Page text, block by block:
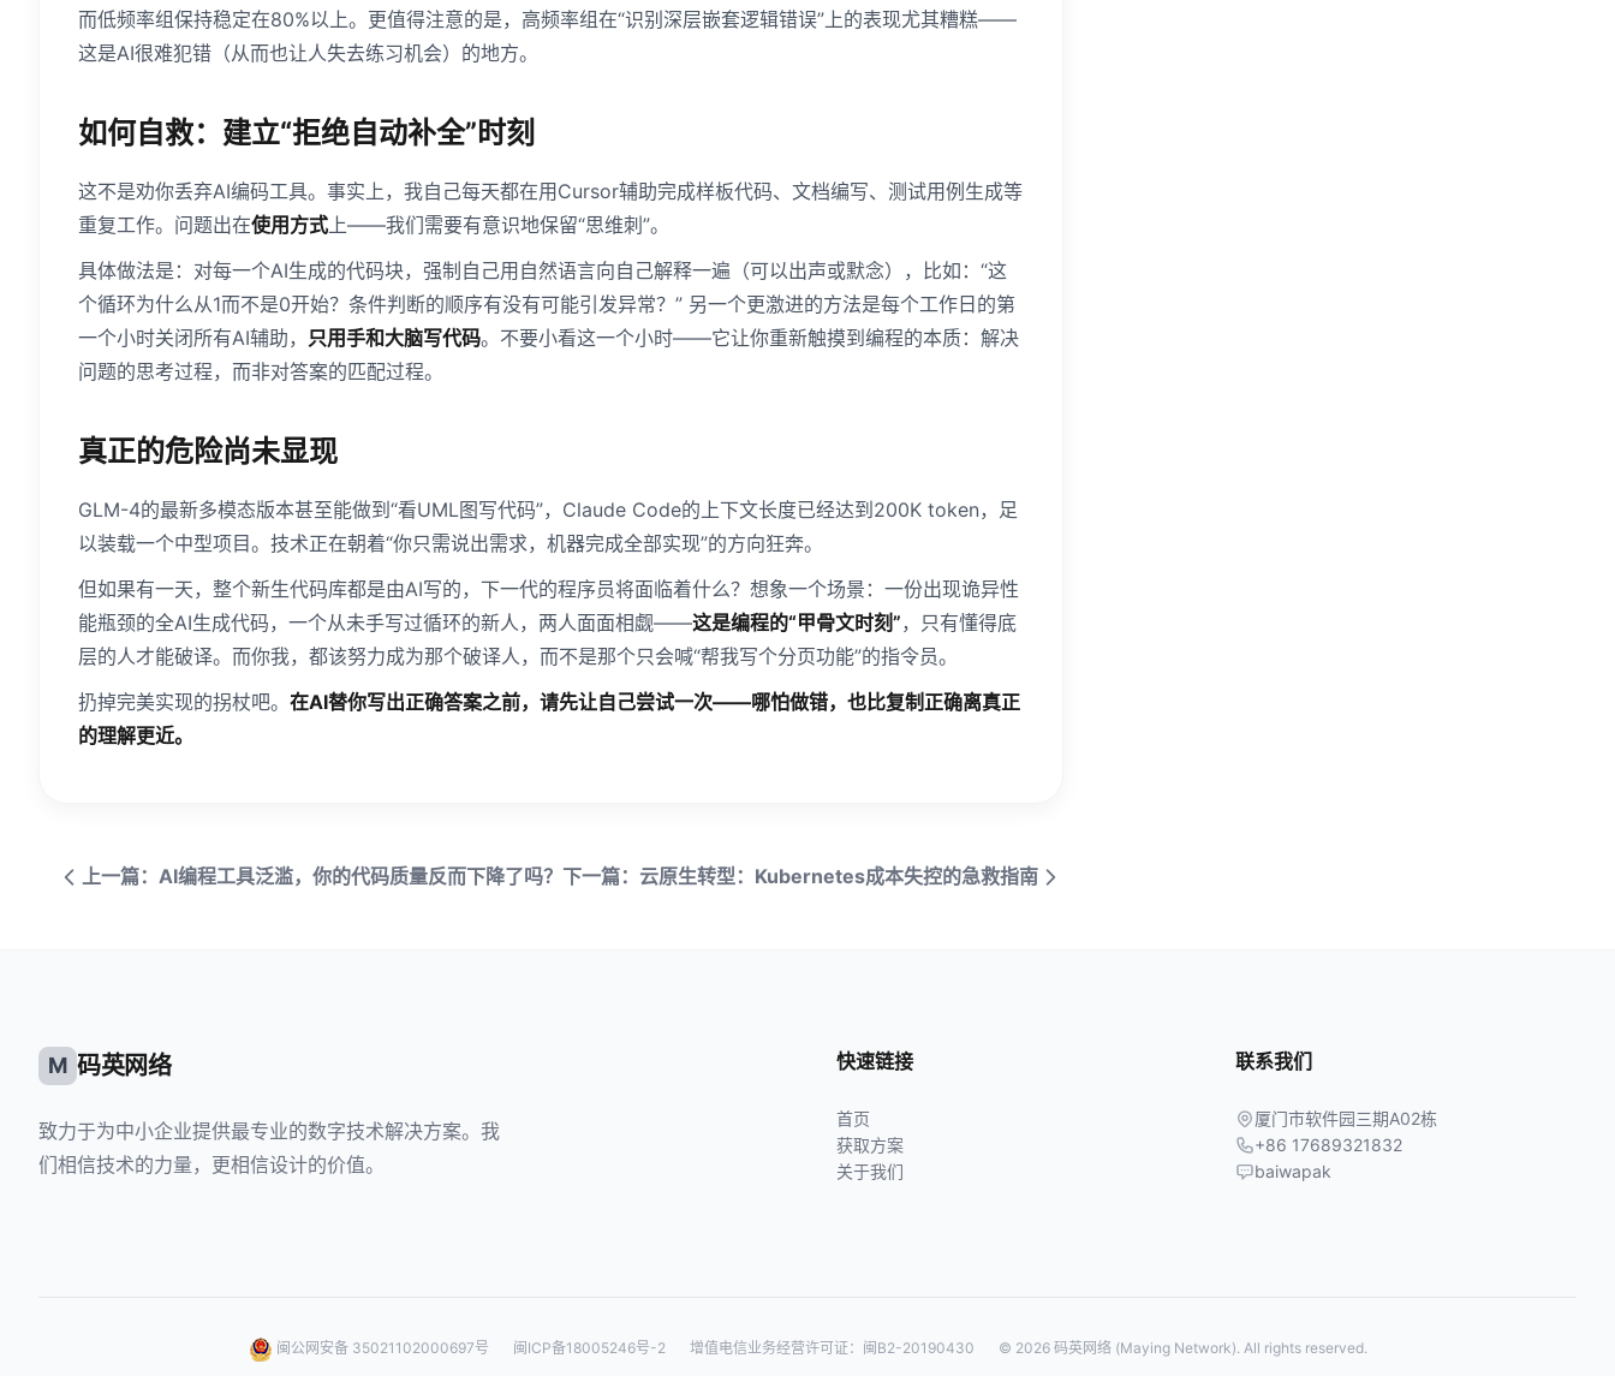
而低频率组保持稳定在80%以上。更值得注意的是，高频率组在“识别深层嵌套逻辑错误”上的表现尤其糟糕——
这是AI很难犯错（从而也让人失去练习机会）的地方。
如何自救：建立“拒绝自动补全”时刻
这不是劝你丢弃AI编码工具。事实上，我自己每天都在用Cursor辅助完成样板代码、文档编写、测试用例生成等
重复工作。问题出在使用方式上——我们需要有意识地保留“思维刺”。
具体做法是：对每一个AI生成的代码块，强制自己用自然语言向自己解释一遍（可以出声或默念），比如：“这
个循环为什么从1而不是0开始？条件判断的顺序有没有可能引发异常？” 另一个更激进的方法是每个工作日的第
一个小时关闭所有AI辅助， 只用手和大脑写代码。不要小看这一个小时——它让你重新触摸到编程的本质：解决
问题的思考过程，而非对答案的匹配过程。
真正的危险尚未显现
GLM-4的最新多模态版本甚至能做到“看UML图写代码”，Claude Code的上下文长度已经达到200K token，足
以装载一个中型项目。技术正在朝着“你只需说出需求，机器完成全部实现”的方向狂奔。
但如果有一天，整个新生代码库都是由AI写的，下一代的程序员将面临着什么？想象一个场景：一份出现诡异性
能瓶颈的全AI生成代码，一个从未手写过循环的新人，两人面面相觑——这是编程的“甲骨文时刻”，只有懂得底
层的人才能破译。而你我，都该努力成为那个破译人，而不是那个只会喊“帮我写个分页功能”的指令员。
扔掉完美实现的拐杖吧。 在AI替你写出正确答案之前，请先让自己尝试一次——哪怕做错，也比复制正确离真正
的理解更近。
上一篇：AI编程工具泛滥，你的代码质量反而下降了吗？ 下一篇：云原生转型：Kubernetes成本失控的急救指南
M 码英网络
致力于为中小企业提供最专业的数字技术解决方案。我
们相信技术的力量，更相信设计的价值。
快速链接
首页
获取方案
关于我们
联系我们
厦门市软件园三期A02栋
+86 17689321832
baiwapak
闽公网安备 35021102000697号 闽ICP备18005246号-2 增值电信业务经营许可证：闽B2-20190430 © 2026 码英网络 (Maying Network). All rights reserved.